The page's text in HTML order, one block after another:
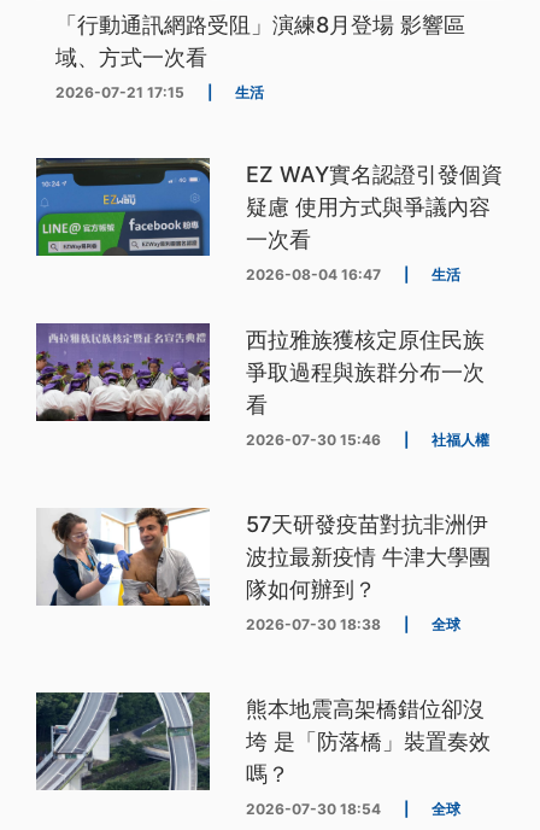
「行動通訊網路受阻」演練8月登場 影響區
域、方式一次看
2026-07-21 17:15 生活
EZ WAY實名認證引發個資
疑慮 使用方式與爭議內容
一次看
2026-08-04 16:47 生活
西拉雅族獲核定原住民族
爭取過程與族群分布一次
看
2026-07-30 15:46 社福人權
57天研發疫苗對抗非洲伊
波拉最新疫情 牛津大學團
隊如何辦到？
2026-07-30 18:38 全球
熊本地震高架橋錯位卻沒
垮 是「防落橋」裝置奏效
嗎？
2026-07-30 18:54 全球